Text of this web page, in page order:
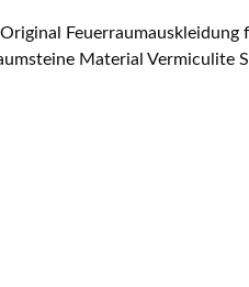
Original Feuerraumauskleidung für den Kaminofen Caminos Monarch 5-teiliges Set Caminos Monarch Feuerraumauskleidung Eckdaten: Feuerraumauskleidung,
Material Vermiculite